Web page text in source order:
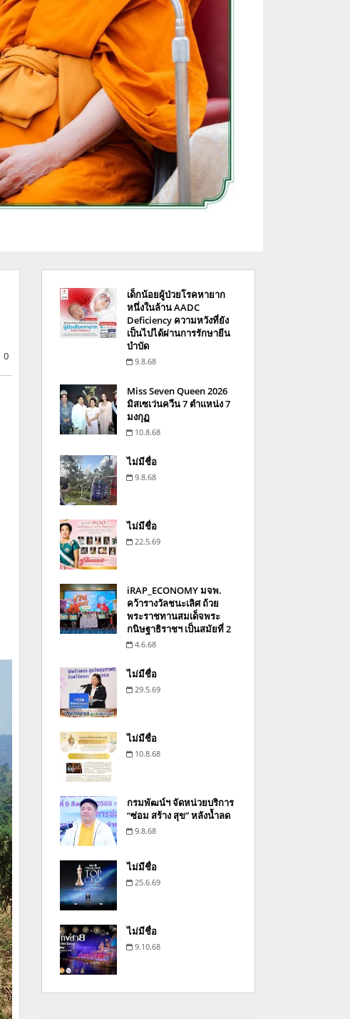
0
เด็กน้อยผู้ป่วยโรคหายาก
หนึ่งในล้าน AADC
Deficiency ความหวังที่ยัง
เป็นไปได้ผ่านการรักษายีน
บำบัด
9.8.68
Miss Seven Queen 2026
มิสเซเว่นควีน 7 ตำแหน่ง 7
มงกุฏ
10.8.68
ไม่มีชื่อ
9.8.68
ไม่มีชื่อ
22.5.69
iRAP_ECONOMY มจพ.
คว้ารางวัลชนะเลิศ ถ้วย
พระราชทานสมเด็จพระ
กนิษฐาธิราชฯ เป็นสมัยที่ 2
4.6.68
ไม่มีชื่อ
29.5.69
ไม่มีชื่อ
10.8.68
กรมพัฒน์ฯ จัดหน่วยบริการ
“ซ่อม สร้าง สุข” หลังน้ำลด
9.8.68
ไม่มีชื่อ
25.6.69
ไม่มีชื่อ
9.10.68